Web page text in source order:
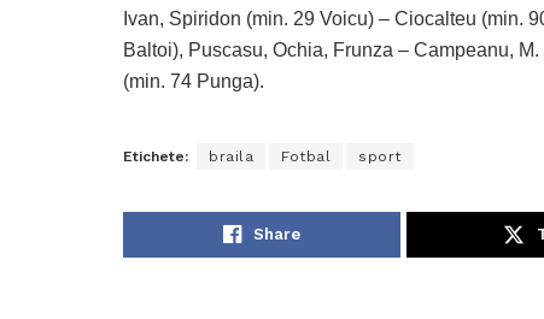
Ivan, Spiridon (min. 29 Voicu) – Ciocalteu (min.
Baltoi), Puscasu, Ochia, Frunza – Campeanu, M.
(min. 74 Punga).
Etichete: braila Fotbal sport
Share